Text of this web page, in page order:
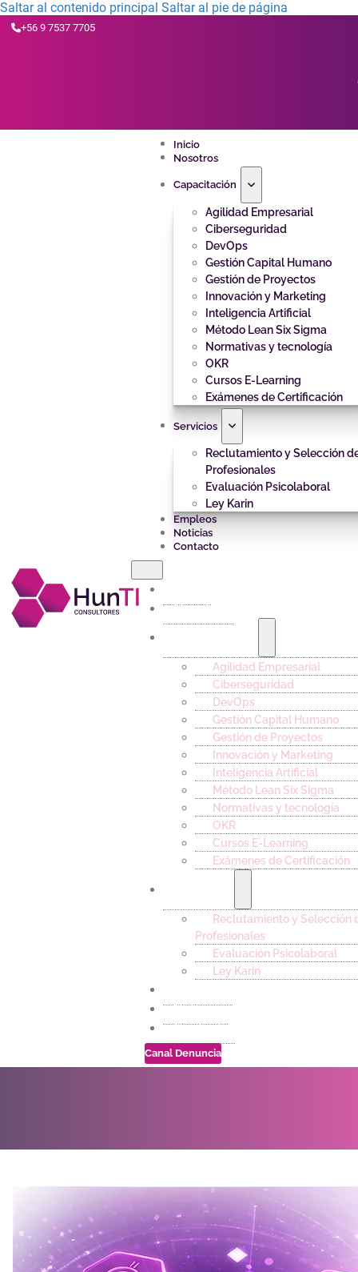
Saltar al contenido principal Saltar al pie de página
+56 9 7537 7705
Inicio
Nosotros
Capacitación
Agilidad Empresarial
Ciberseguridad
DevOps
Gestión Capital Humano
Gestión de Proyectos
Innovación y Marketing
Inteligencia Artificial
Método Lean Six Sigma
Normativas y tecnología
OKR
Cursos E-Learning
Exámenes de Certificación
Servicios
Reclutamiento y Selección
Profesionales
Evaluación Psicolaboral
Ley Karin
Empleos
Noticias
Contacto
Nosotros
Agilidad Empresarial
Ciberseguridad
DevOps
Gestión Capital Humano
Gestión de Proyectos
Innovación y Marketing
Inteligencia Artificial
Método Lean Six Sigma
Normativas y tecnología
OKR
Cursos E-Learning
Exámenes de Certificación
Reclutamiento y Selección
Profesionales
Evaluación Psicolaboral
Ley Karin
Noticias
Contacto
Canal Denuncia